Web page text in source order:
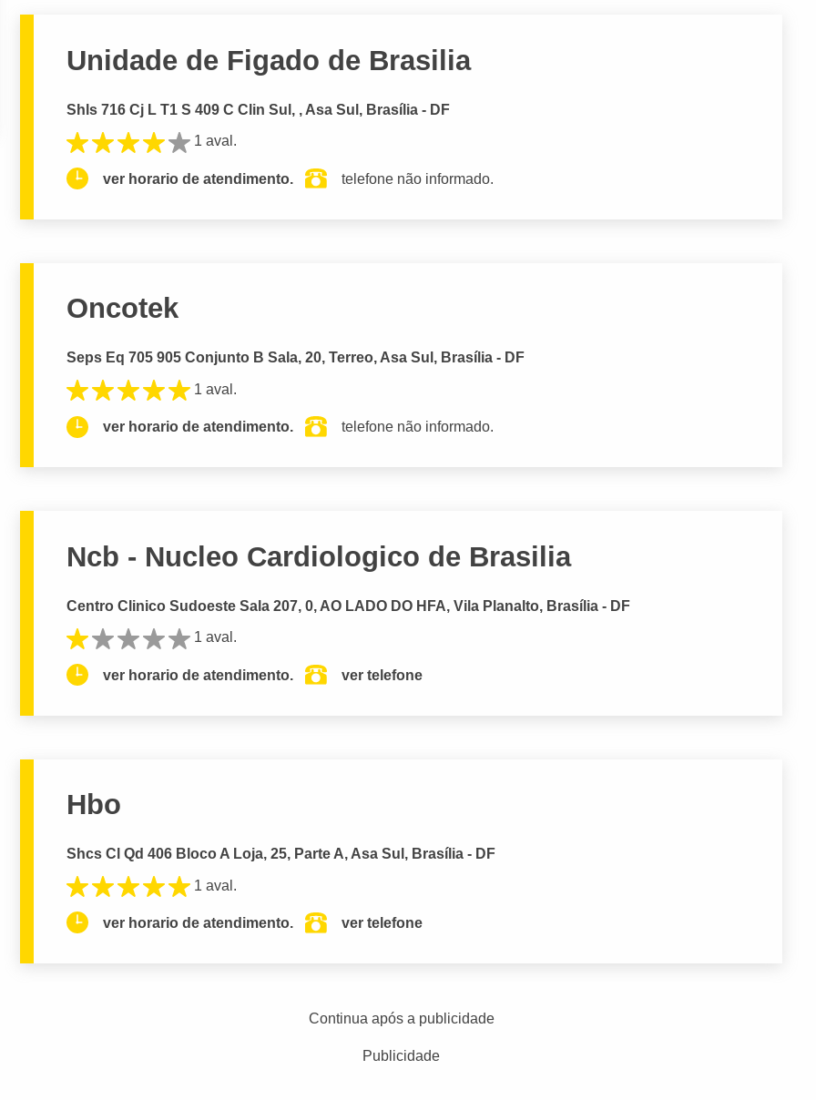
Unidade de Figado de Brasilia
Shls 716 Cj L T1 S 409 C Clin Sul, , Asa Sul, Brasília - DF
1 aval.
ver horario de atendimento. telefone não informado.
Oncotek
Seps Eq 705 905 Conjunto B Sala, 20, Terreo, Asa Sul, Brasília - DF
1 aval.
ver horario de atendimento. telefone não informado.
Ncb - Nucleo Cardiologico de Brasilia
Centro Clinico Sudoeste Sala 207, 0, AO LADO DO HFA, Vila Planalto, Brasília - DF
1 aval.
ver horario de atendimento. ver telefone
Hbo
Shcs Cl Qd 406 Bloco A Loja, 25, Parte A, Asa Sul, Brasília - DF
1 aval.
ver horario de atendimento. ver telefone
Continua após a publicidade
Publicidade